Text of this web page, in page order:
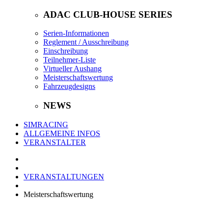
ADAC CLUB-HOUSE SERIES
Serien-Informationen
Reglement / Ausschreibung
Einschreibung
Teilnehmer-Liste
Virtueller Aushang
Meisterschaftswertung
Fahrzeugdesigns
NEWS
SIMRACING
ALLGEMEINE INFOS
VERANSTALTER
VERANSTALTUNGEN
Meisterschaftswertung